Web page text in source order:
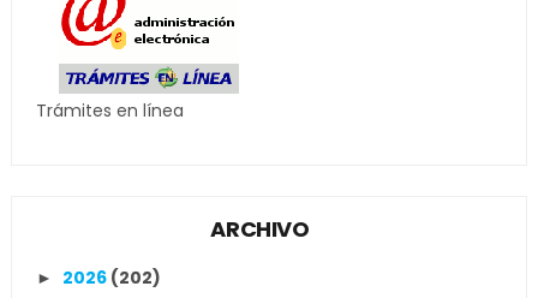
Trámites en línea
ARCHIVO
► 2026 (202)